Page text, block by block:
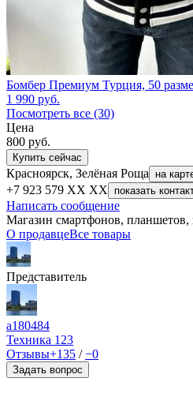
Бомбер Премиум Турция, 50
1 990 руб.
Посмотреть все (30)
Цена
800 руб.
Купить сейчас
Красноярск, Зелёная Роща на
+7 923 579 XX XX
показать
Написать сообщение
Магазин смартфонов,
О продавцеВсе товары
Представитель
a180484
Техника 123
Отзывы+135 /−0
Задать вопрос